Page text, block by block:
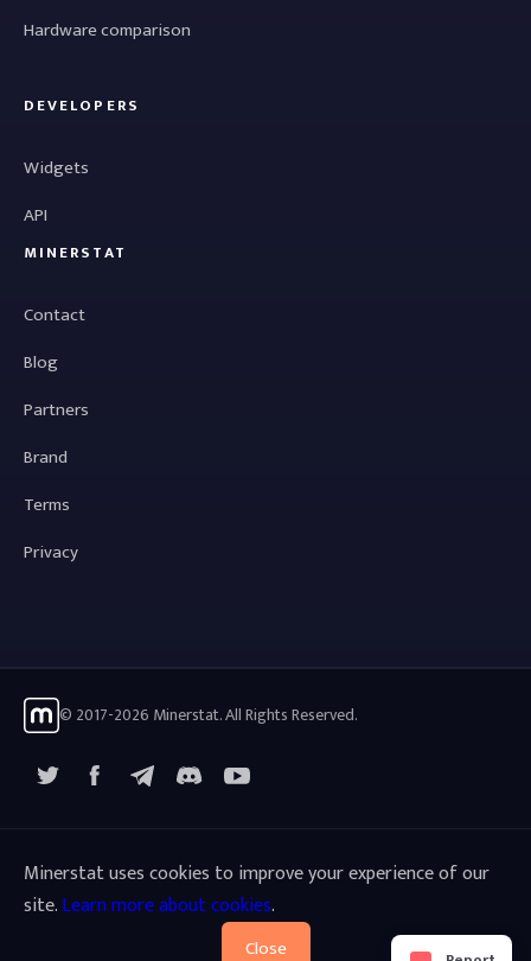
Hardware comparison
DEVELOPERS
Widgets
API
MINERSTAT
Contact
Blog
Partners
Brand
Terms
Privacy
© 2017-2026 Minerstat. All Rights Reserved.
FacebookTelegramYouTube
Minerstat uses cookies to improve your experience of our
site.Learn more about cookies.
Close